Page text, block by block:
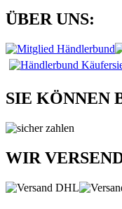
ÜBER UNS:
SIE KÖNNEN
WIR